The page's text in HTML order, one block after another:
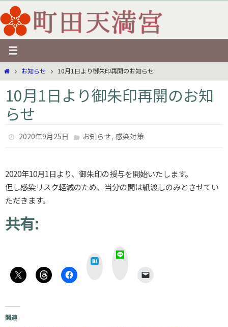
ン
テ
ツ
へ
キ
プ
ホ
ー
ム
お知らせ 10月1日より御朱印再開のお知らせ
10月1日より御朱印再開のお知
らせ
2020年9月25日 お知らせ, 感染対策
2020年10月1日より、御朱印の授与を開始いたします。
但し感染リスク軽減のため、当分の間は紙渡しのみとさせてい
ただきます。
共有:
関連